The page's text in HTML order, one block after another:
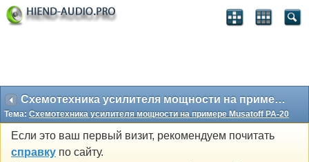
Схемотехника усилителя мощности на примере Musatoff PA-20
Тема: Схемотехника усилителя мощности на примере Musatoff PA-20
Если это ваш первый визит, рекомендуем почитать
справку по сайту.